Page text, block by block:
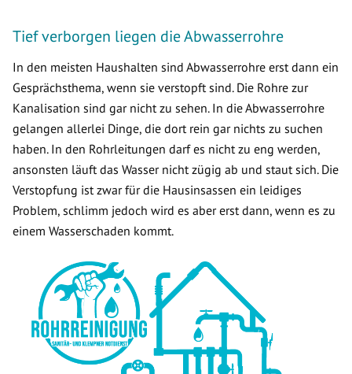
Tief verborgen liegen die Abwasserrohre
In den meisten Haushalten sind Abwasserrohre erst dann ein
Gesprächsthema, wenn sie verstopft sind. Die Rohre zur
Kanalisation sind gar nicht zu sehen. In die Abwasserrohre
gelangen allerlei Dinge, die dort rein gar nichts zu suchen
haben. In den Rohrleitungen darf es nicht zu eng werden,
ansonsten läuft das Wasser nicht zügig ab und staut sich. Die
Verstopfung ist zwar für die Hausinsassen ein leidiges
Problem, schlimm jedoch wird es aber erst dann, wenn es zu
einem Wasserschaden kommt.